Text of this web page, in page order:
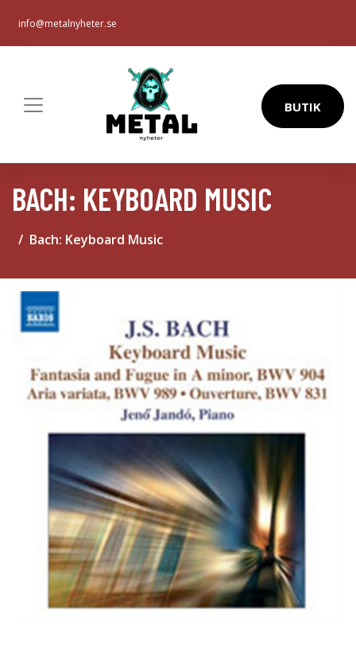
info@metalnyheter.se
BUTIK
BACH: KEYBOARD MUSIC
Bach: Keyboard Music